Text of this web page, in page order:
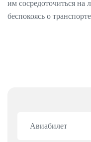
им сосредоточиться на
беспокоясь о
Авиабилет